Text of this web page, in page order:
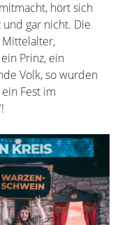
hört sich
und gar nicht. Die
Mittelalter,
Prinz, ein
Volk, so wurden
Fest im